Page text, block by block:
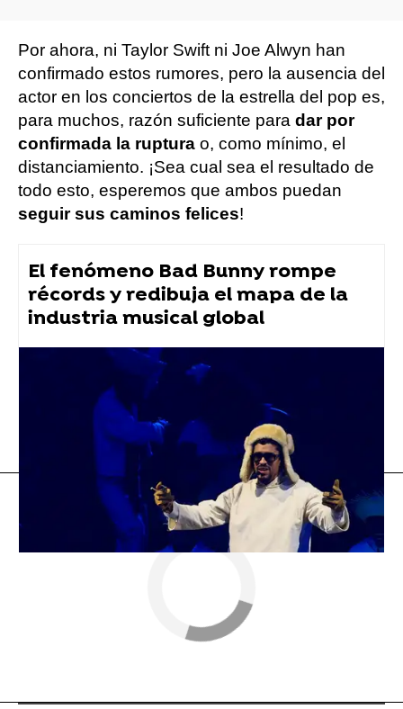
Por ahora, ni Taylor Swift ni Joe Alwyn han
confirmado estos rumores, pero la ausencia del
actor en los conciertos de la estrella del pop es,
para muchos, razón suficiente para dar por
confirmada la ruptura o, como mínimo, el
distanciamiento. ¡Sea cual sea el resultado de
todo esto, esperemos que ambos puedan
seguir sus caminos felices!
El fenómeno Bad Bunny rompe
récords y redibuja el mapa de la
industria musical global
Música